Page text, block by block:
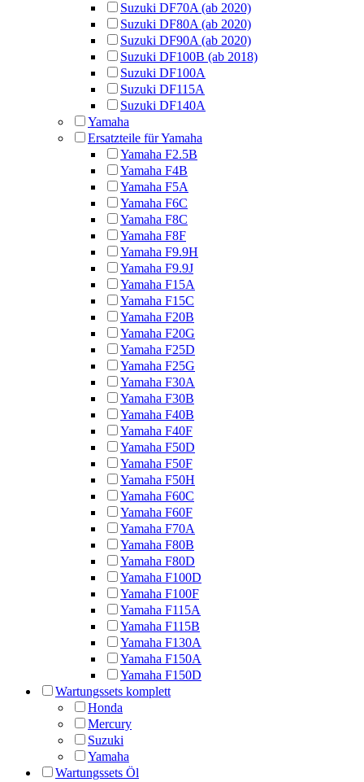
Suzuki DF70A (ab 2020)
Suzuki DF80A (ab 2020)
Suzuki DF90A (ab 2020)
Suzuki DF100B (ab 2018)
Suzuki DF100A
Suzuki DF115A
Suzuki DF140A
Yamaha
Ersatzteile für Yamaha
Yamaha F2.5B
Yamaha F4B
Yamaha F5A
Yamaha F6C
Yamaha F8C
Yamaha F8F
Yamaha F9.9H
Yamaha F9.9J
Yamaha F15A
Yamaha F15C
Yamaha F20B
Yamaha F20G
Yamaha F25D
Yamaha F25G
Yamaha F30A
Yamaha F30B
Yamaha F40B
Yamaha F40F
Yamaha F50D
Yamaha F50F
Yamaha F50H
Yamaha F60C
Yamaha F60F
Yamaha F70A
Yamaha F80B
Yamaha F80D
Yamaha F100D
Yamaha F100F
Yamaha F115A
Yamaha F115B
Yamaha F130A
Yamaha F150A
Yamaha F150D
Wartungssets komplett
Honda
Mercury
Suzuki
Yamaha
Wartungssets Öl